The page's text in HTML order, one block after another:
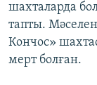
шахталарда
тапты.
Кончос»
мерт болған.